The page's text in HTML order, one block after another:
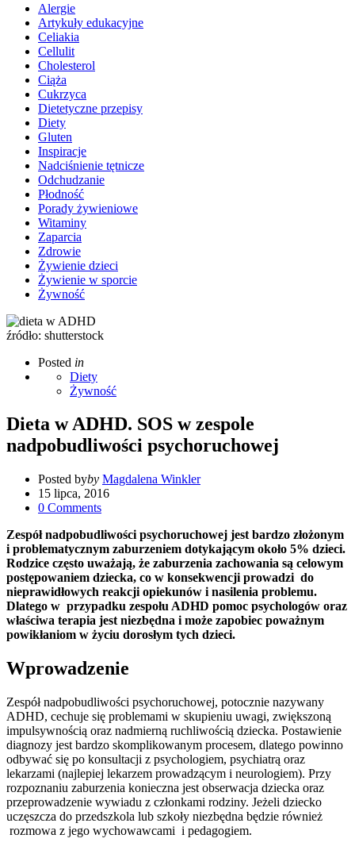
Alergie
Artykuły edukacyjne
Celiakia
Cellulit
Cholesterol
Ciąża
Cukrzyca
Dietetyczne przepisy
Diety
Gluten
Inspiracje
Nadciśnienie tętnicze
Odchudzanie
Płodność
Porady żywieniowe
Witaminy
Zaparcia
Zdrowie
Żywienie dzieci
Żywienie w sporcie
Żywność
źródło: shutterstock
Posted in
Diety
Żywność
Dieta w ADHD. SOS w zespole
nadpobudliwości psychoruchowej
Posted byby Magdalena Winkler
15 lipca, 2016
0 Comments
Zespół nadpobudliwości psychoruchowej jest bardzo złożonym
i problematycznym zaburzeniem dotykającym około 5% dzieci.
Rodzice często uważają, że zaburzenia zachowania są celowym
postępowaniem dziecka, co w konsekwencji prowadzi do
nieprawidłowych reakcji opiekunów i nasilenia problemu.
Dlatego w przypadku zespołu ADHD pomoc psychologów oraz
właściwa terapia jest niezbędna i może zapobiec poważnym
powikłaniom w życiu dorosłym tych dzieci.
Wprowadzenie
Zespół nadpobudliwości psychoruchowej, potocznie nazywany
ADHD, cechuje się problemami w skupieniu uwagi, zwiększoną
impulsywnością oraz nadmierną ruchliwością dziecka. Postawienie
diagnozy jest bardzo skomplikowanym procesem, dlatego powinno
odbywać się po konsultacji z psychologiem, psychiatrą oraz
lekarzami (najlepiej lekarzem prowadzącym i neurologiem). Przy
rozpoznaniu zaburzenia konieczna jest obserwacja dziecka oraz
przeprowadzenie wywiadu z członkami rodziny. Jeżeli dziecko
uczęszcza do przedszkola lub szkoły niezbędna będzie również
rozmowa z jego wychowawcami i pedagogiem.